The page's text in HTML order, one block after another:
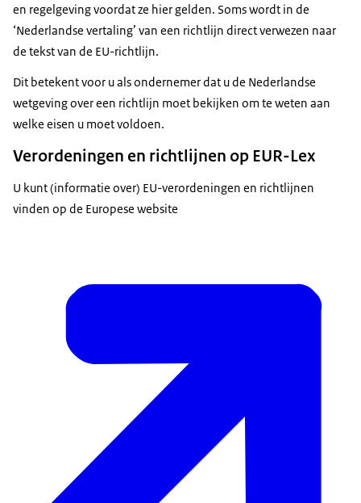
en regelgeving voordat ze hier gelden. Soms wordt in de
‘Nederlandse vertaling’ van een richtlijn direct verwezen naar
de tekst van de EU-richtlijn.
Dit betekent voor u als ondernemer dat u de Nederlandse
wetgeving over een richtlijn moet bekijken om te weten aan
welke eisen u moet voldoen.
Verordeningen en richtlijnen op EUR-Lex
U kunt (informatie over) EU-verordeningen en richtlijnen
vinden op de Europese website